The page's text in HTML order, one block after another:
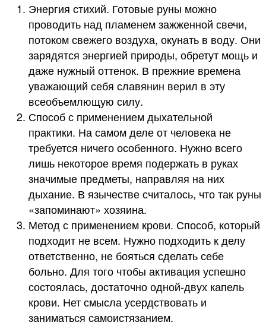
Энергия стихий. Готовые руны можно
проводить над пламенем зажженной свечи,
потоком свежего воздуха, окунать в воду. Они
зарядятся энергией природы, обретут мощь и
даже нужный оттенок. В прежние времена
уважающий себя славянин верил в эту
всеобъемлющую силу.
Способ с применением дыхательной
практики. На самом деле от человека не
требуется ничего особенного. Нужно всего
лишь некоторое время подержать в руках
значимые предметы, направляя на них
дыхание. В язычестве считалось, что так руны
«запоминают» хозяина.
Метод с применением крови. Способ, который
подходит не всем. Нужно подходить к делу
ответственно, не бояться сделать себе
больно. Для того чтобы активация успешно
состоялась, достаточно одной-двух капель
крови. Нет смысла усердствовать и
заниматься самоистязанием.